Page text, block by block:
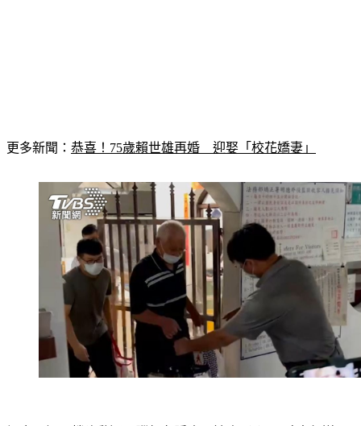
更多新聞： 恭喜！75歲賴世雄再婚　迎娶「校花嬌妻」